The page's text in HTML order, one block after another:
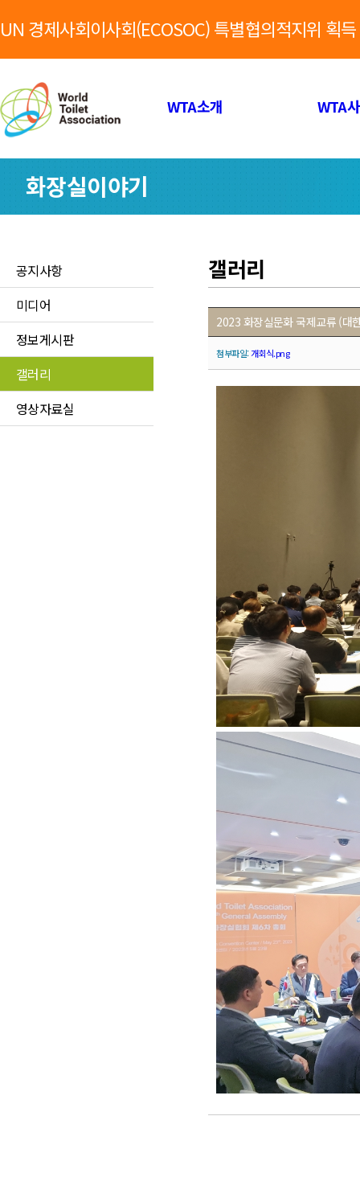
UN 경제사회이사회(ECOSOC) 특별협의적지위 획
WTA소개 WTA
화장실이야기
공지사항
미디어
정보게시판
갤러리
영상자료실
갤러리
2023 화장실문화 국제교류 (대
첨부파일:개회식.png